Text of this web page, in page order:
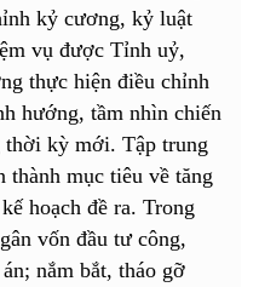
kỷ cương, kỷ luật
vụ được Tỉnh uỷ,
thực hiện điều chỉnh
hướng, tầm nhìn chiến
kỳ mới. Tập trung
thành mục tiêu về tăng
hoạch đề ra. Trong
vốn đầu tư công,
nắm bắt, tháo gỡ